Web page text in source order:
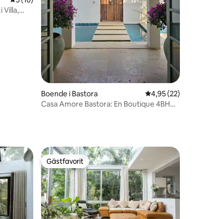
Villa,
Boende i Bastora 4,95 av 5 i
4,95 (22)
Casa Amore Bastora: En Boutique 4BHK
Gästfavorit
Gästfavorit